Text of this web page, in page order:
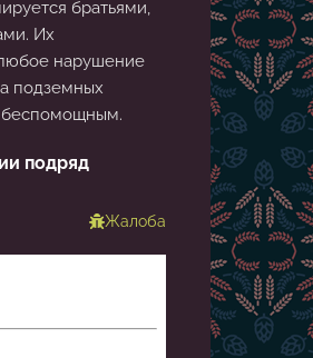
братьями,
Их
любое нарушение
подземных
беспомощным.
подряд
Жалоба